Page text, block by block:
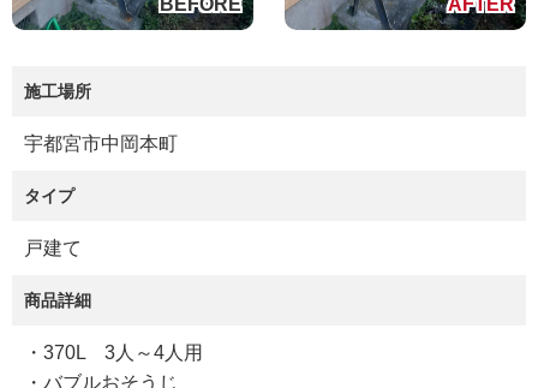
施工場所
宇都宮市中岡本町
タイプ
戸建て
商品詳細
・370L 3人～4人用
・バブルおそうじ